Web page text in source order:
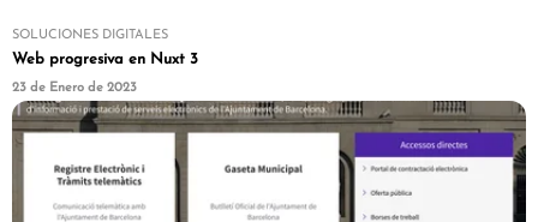
SOLUCIONES DIGITALES
Web progresiva en Nuxt 3
23 de Enero de 2023